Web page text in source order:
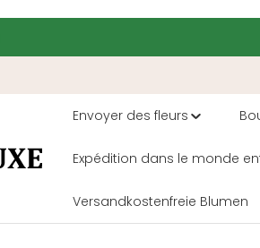
Envoyer des fleurs
Expédition dans le monde
Versandkostenfreie Blumen